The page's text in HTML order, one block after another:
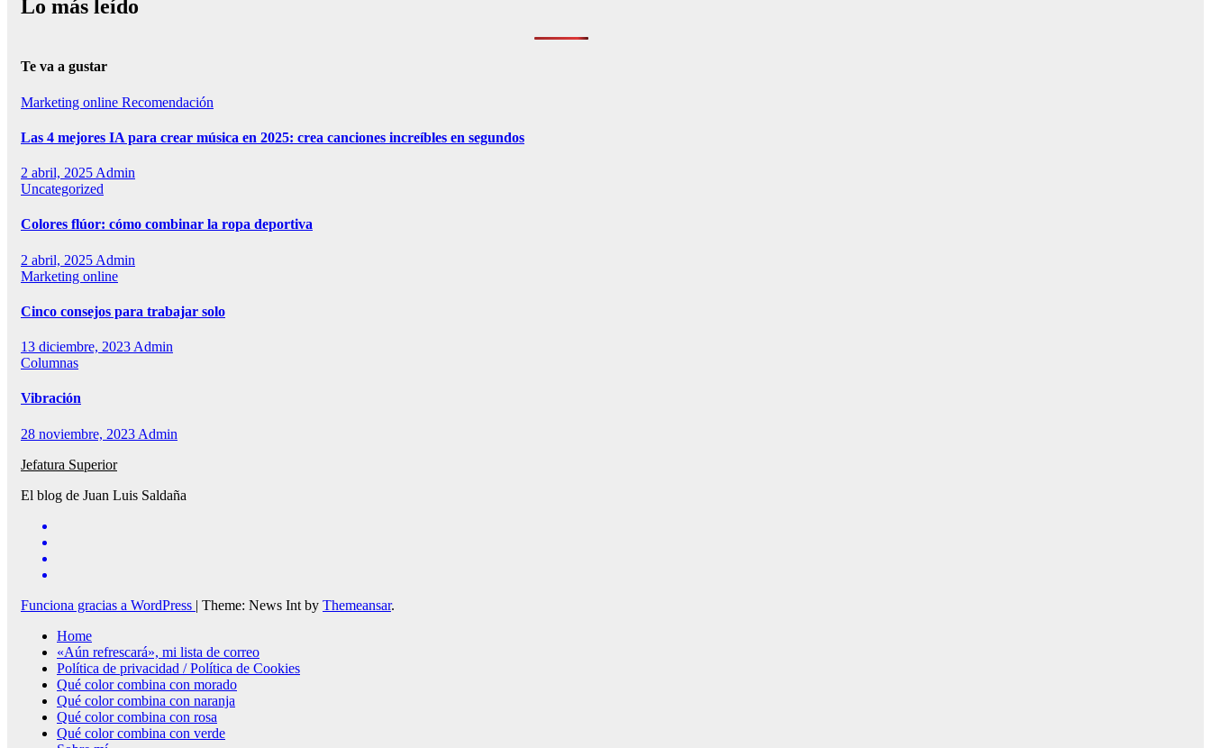
Lo más leído
Te va a gustar
Marketing online Recomendación
Las 4 mejores IA para crear música en 2025: crea canciones increíbles en segundos
2 abril, 2025 Admin
Uncategorized
Colores flúor: cómo combinar la ropa deportiva
2 abril, 2025 Admin
Marketing online
Cinco consejos para trabajar solo
13 diciembre, 2023 Admin
Columnas
Vibración
28 noviembre, 2023 Admin
Jefatura Superior
El blog de Juan Luis Saldaña
Funciona gracias a WordPress | Theme: News Int by Themeansar.
Home
«Aún refrescará», mi lista de correo
Política de privacidad / Política de Cookies
Qué color combina con morado
Qué color combina con naranja
Qué color combina con rosa
Qué color combina con verde